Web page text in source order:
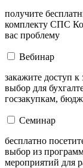
получите
комплекту СПС
вас проблему
Вебинар
закажите доступ
выбор для
госзакупкам,
Семинар
бесплатно
выбор из
мероприятий для